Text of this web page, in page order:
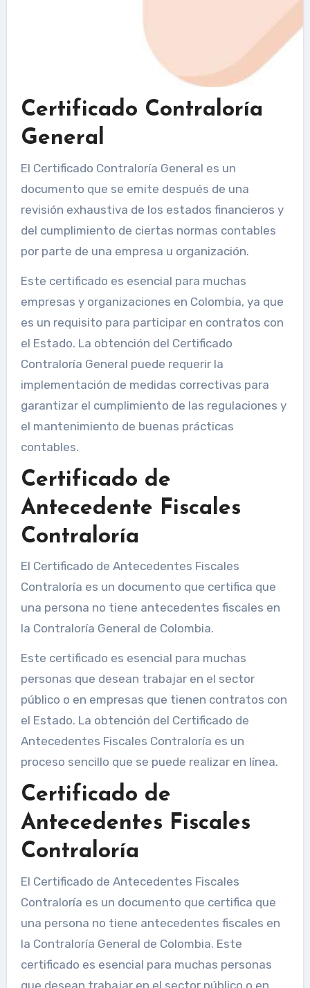
Certificado Contraloría
General
El Certificado Contraloría General es un
documento que se emite después de una
revisión exhaustiva de los estados financieros y
del cumplimiento de ciertas normas contables
por parte de una empresa u organización.
Este certificado es esencial para muchas
empresas y organizaciones en Colombia, ya que
es un requisito para participar en contratos con
el Estado. La obtención del Certificado
Contraloría General puede requerir la
implementación de medidas correctivas para
garantizar el cumplimiento de las regulaciones y
el mantenimiento de buenas prácticas
contables.
Certificado de
Antecedente Fiscales
Contraloría
El Certificado de Antecedentes Fiscales
Contraloría es un documento que certifica que
una persona no tiene antecedentes fiscales en
la Contraloría General de Colombia.
Este certificado es esencial para muchas
personas que desean trabajar en el sector
público o en empresas que tienen contratos con
el Estado. La obtención del Certificado de
Antecedentes Fiscales Contraloría es un
proceso sencillo que se puede realizar en línea.
Certificado de
Antecedentes Fiscales
Contraloría
El Certificado de Antecedentes Fiscales
Contraloría es un documento que certifica que
una persona no tiene antecedentes fiscales en
la Contraloría General de Colombia. Este
certificado es esencial para muchas personas
que desean trabajar en el sector público o en